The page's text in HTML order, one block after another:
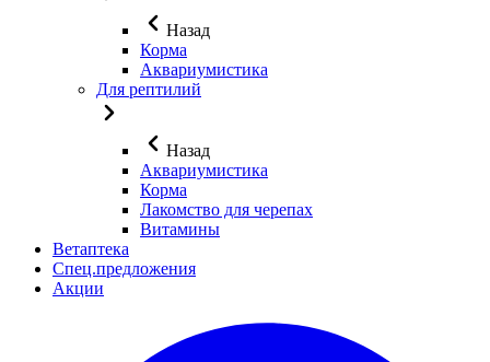
Назад
Корма
Аквариумистика
Для рептилий
Назад
Аквариумистика
Корма
Лакомство для черепах
Витамины
Ветаптека
Спец.предложения
Акции